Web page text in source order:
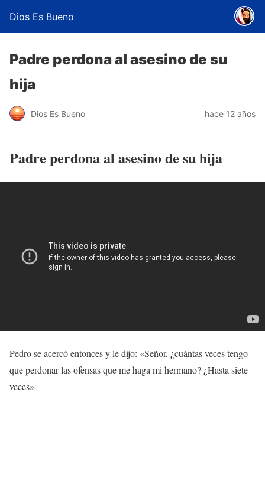
Dios Es Bueno
Padre perdona al asesino de su
hija
Dios Es Bueno hace 12 años
Padre perdona al asesino de su hija
Pedro se acercó entonces y le dijo: «Señor, ¿cuántas veces tengo
que perdonar las ofensas que me haga mi hermano? ¿Hasta siete
veces»